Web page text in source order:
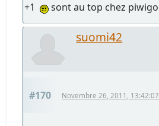
+1 sont au top chez piwigo
suomi42
#170 Novembre 26, 2011, 13:42:07